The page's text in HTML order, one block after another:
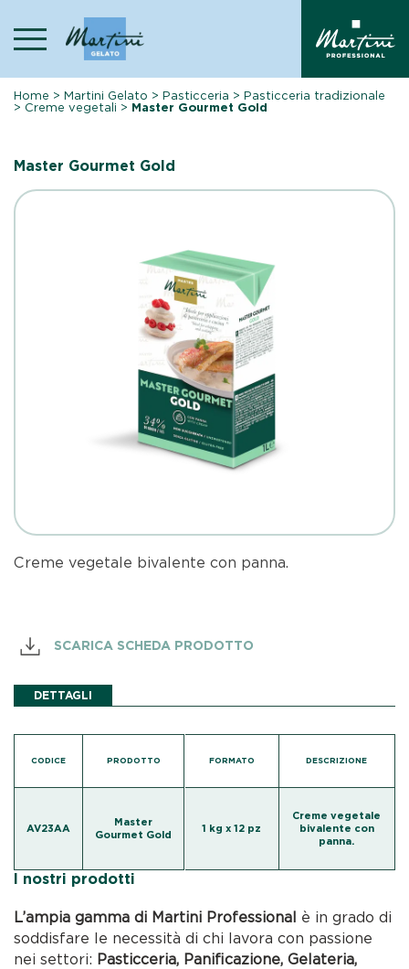
content
Home >Martini Gelato >Pasticceria >Pasticceria tradizionale
> Creme vegetali > Master Gourmet Gold
Master Gourmet Gold
Creme vegetale bivalente con panna.
SCARICA SCHEDA PRODOTTO
DETTAGLI
CODICE PRODOTTO
AV23AA
Master
Gourmet Gold
FORMATO DESCRIZIONE
1 kg x 12 pz
Creme vegetale
bivalente con
panna.
I nostri prodotti
L’ampia gamma di Martini Professional è in grado di
soddisfare le necessità di chi lavora con passione
nei settori: Pasticceria, Panificazione, Gelateria,